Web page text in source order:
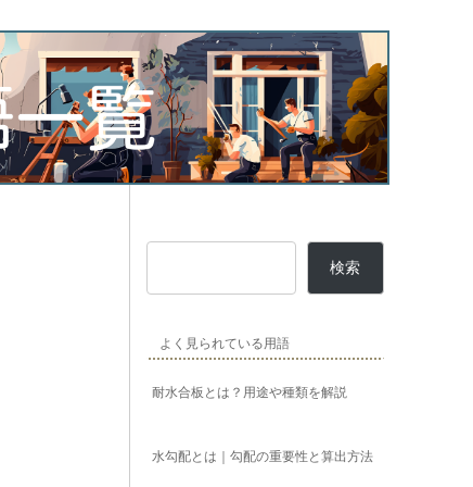
検索
よく見られている用語
耐水合板とは？用途や種類を解説
水勾配とは｜勾配の重要性と算出方法